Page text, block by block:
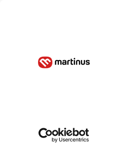
O nás
Zelený Martinus
Nerobíme rozdiely